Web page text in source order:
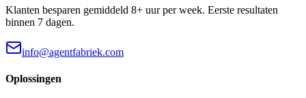
Klanten besparen gemiddeld 8+ uur per week. Eerste resultaten
binnen 7 dagen.
info@agentfabriek.com
Oplossingen